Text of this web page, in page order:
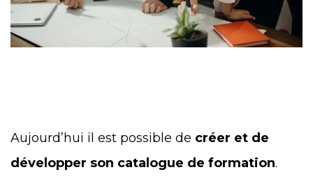
Aujourd’hui il est possible de créer et de
développer son catalogue de formation.